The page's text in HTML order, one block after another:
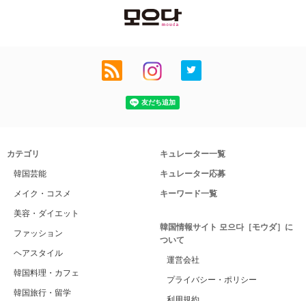
カテゴリ
韓国芸能
メイク・コスメ
美容・ダイエット
ファッション
ヘアスタイル
韓国料理・カフェ
韓国旅行・留学
キュレーター一覧
キュレーター応募
キーワード一覧
韓国情報サイト 모으다［モウダ］に
ついて
運営会社
プライバシー・ポリシー